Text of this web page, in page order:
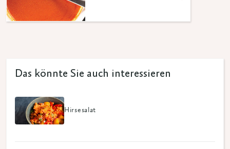
Das könnte Sie auch interessieren
Hirsesalat